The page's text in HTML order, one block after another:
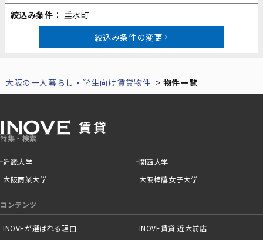
絞込み条件
垂水町
絞込み条件の変更
大阪の一人暮らし・学生向け賃貸物件 物件一覧
特集・検索
近畿大学
関西大学
大阪商業大学
大阪樟蔭女子大学
コンテンツ
INOVEが選ばれる理由
INOVE賃貸 近大前店